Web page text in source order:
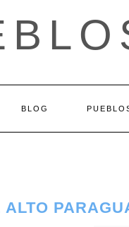
BLOG
ALTO